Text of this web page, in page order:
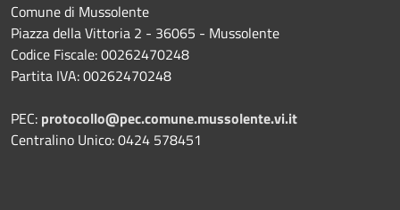
Comune di Mussolente
Piazza della Vittoria 2 - 36065 - Mussolente
Codice Fiscale: 00262470248
Partita IVA: 00262470248
PEC: protocollo@pec.comune.mussolente.vi.it
Centralino Unico: 0424 578451